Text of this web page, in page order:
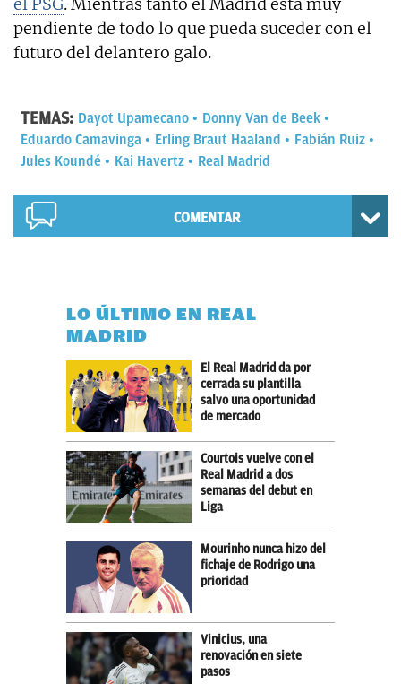
pendiente de todo lo que pueda suceder con el
futuro del delantero galo.
TEMAS: Dayot Upamecano
Donny Van de Beek
Eduardo Camavinga
Erling Braut Haaland
Fabián Ruiz
Jules Koundé
Kai Havertz Real Madrid
COMENTAR
LO ÚLTIMO EN REAL
MADRID
El Real Madrid da por
cerrada su plantilla
salvo una oportunidad
de mercado
Courtois vuelve con el
Real Madrid a dos
semanas del debut en
Liga
Mourinho nunca hizo del
fichaje de Rodrigo una
prioridad
Vinicius, una
renovación en siete
pasos